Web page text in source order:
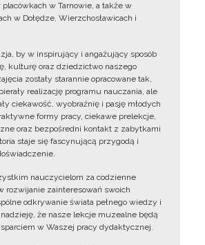
w Tarnowie, a także w
w Dołędze, Wierzchosławicach i
by w inspirujący i angażujący sposób
kulturę oraz dziedzictwo naszego
zostały starannie opracowane tak,
realizację programu nauczania, ale
ciekawość, wyobraźnię i pasję młodych
formy pracy, ciekawe prelekcje,
oraz bezpośredni kontakt z zabytkami
staje się fascynującą przygodą i
nauczycielom za codzienne
rozwijanie zainteresowań swoich
odkrywanie świata pełnego wiedzy i
że nasze lekcje muzealne będą
w Waszej pracy dydaktycznej.